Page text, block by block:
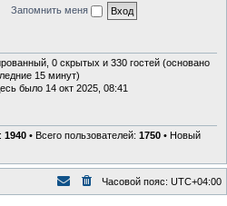
Запомнить меня
0 скрытых и 330 гостей (основано
15 минут)
было 14 окт 2025, 08:41
1940 • Всего пользователей: 1750 • Новый
Часовой пояс: UTC+04:00